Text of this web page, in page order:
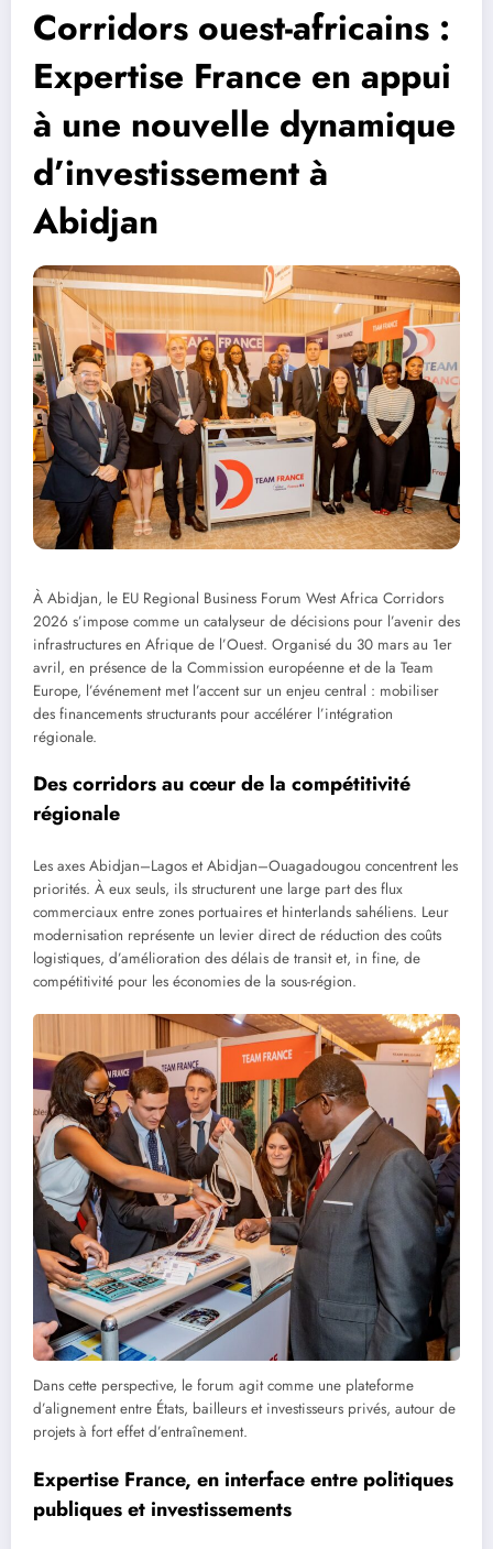
Corridors ouest-africains :
Expertise France en appui
à une nouvelle dynamique
d’investissement à
Abidjan
À Abidjan, le EU Regional Business Forum West Africa Corridors
2026 s’impose comme un catalyseur de décisions pour l’avenir des
infrastructures en Afrique de l’Ouest. Organisé du 30 mars au 1er
avril, en présence de la Commission européenne et de la Team
Europe, l’événement met l’accent sur un enjeu central : mobiliser
des financements structurants pour accélérer l’intégration
régionale.
Des corridors au cœur de la compétitivité
régionale
Les axes Abidjan–Lagos et Abidjan–Ouagadougou concentrent les
priorités. À eux seuls, ils structurent une large part des flux
commerciaux entre zones portuaires et hinterlands sahéliens. Leur
modernisation représente un levier direct de réduction des coûts
logistiques, d’amélioration des délais de transit et, in fine, de
compétitivité pour les économies de la sous-région.
Dans cette perspective, le forum agit comme une plateforme
d’alignement entre États, bailleurs et investisseurs privés, autour de
projets à fort effet d’entraînement.
Expertise France, en interface entre politiques
publiques et investissements